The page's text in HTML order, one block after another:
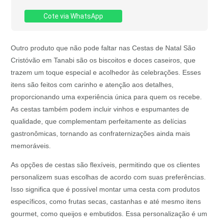
Cote via WhatsApp
Outro produto que não pode faltar nas Cestas de Natal São
Cristóvão em Tanabi são os biscoitos e doces caseiros, que
trazem um toque especial e acolhedor às celebrações. Esses
itens são feitos com carinho e atenção aos detalhes,
proporcionando uma experiência única para quem os recebe.
As cestas também podem incluir vinhos e espumantes de
qualidade, que complementam perfeitamente as delícias
gastronômicas, tornando as confraternizações ainda mais
memoráveis.
As opções de cestas são flexíveis, permitindo que os clientes
personalizem suas escolhas de acordo com suas preferências.
Isso significa que é possível montar uma cesta com produtos
específicos, como frutas secas, castanhas e até mesmo itens
gourmet, como queijos e embutidos. Essa personalização é um